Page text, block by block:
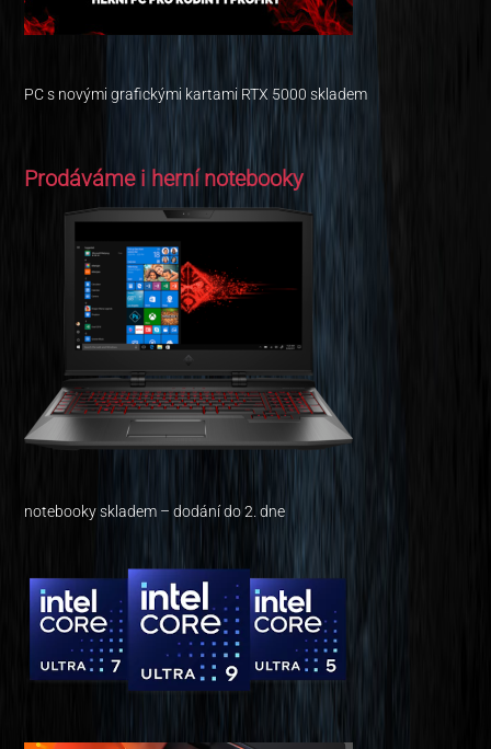
PC s novými grafickými kartami RTX 5000 skladem
Prodáváme i herní notebooky
notebooky skladem – dodání do 2. dne